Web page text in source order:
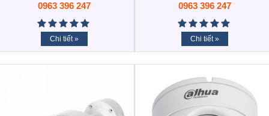
0963 396 247
Chi tiết »
0963 396 247
Chi tiết »